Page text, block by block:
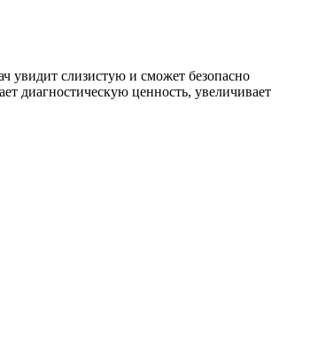
увидит слизистую и сможет безопасно
диагностическую ценность, увеличивает